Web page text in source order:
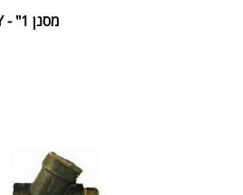
מסנן 1" - Y